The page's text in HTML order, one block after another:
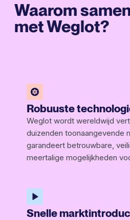
Waarom
met Weglot?
Robuuste
Weglot wordt wereldwijd
duizenden toonaangevende
garandeert betrouwbare,
meertalige mogelijkheden
Snelle